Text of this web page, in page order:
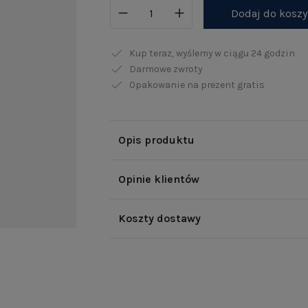
Dodaj do
Kup teraz, wyślemy w ciągu 24 godzin
Darmowe zwroty
Opakowanie na prezent gratis
Opis produktu
Opinie klientów
Koszty dostawy